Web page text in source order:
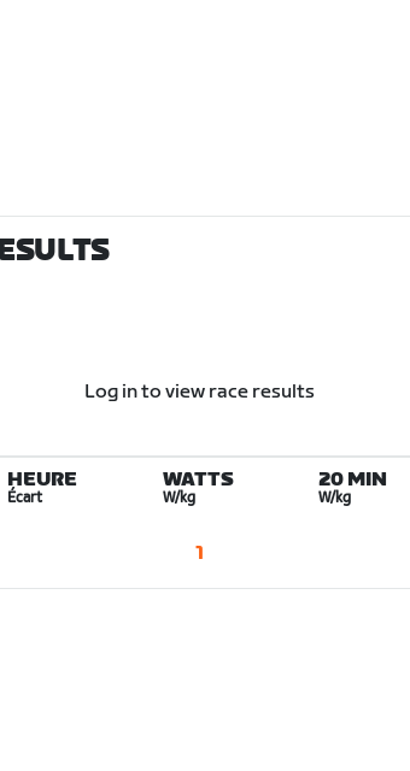
Log in to view race results
HEURE
Écart
WATTS
W/kg
20 MIN
W/kg
1